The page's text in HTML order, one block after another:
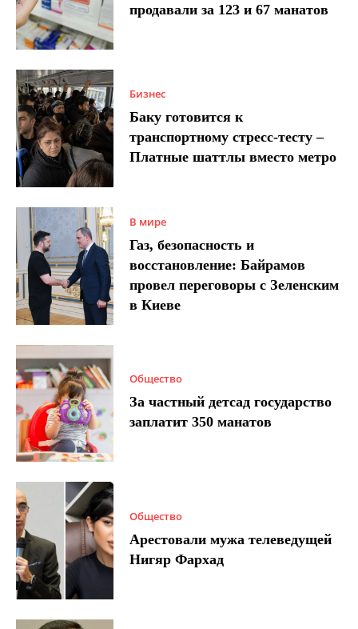
продавали за 123 и 67 манатов
Бизнес
Баку готовится к
транспортному стресс-тесту –
Платные шаттлы вместо метро
В мире
Газ, безопасность и
восстановление: Байрамов
провел переговоры с Зеленским
в Киеве
Общество
За частный детсад государство
заплатит 350 манатов
Общество
Арестовали мужа телеведущей
Нигяр Фархад